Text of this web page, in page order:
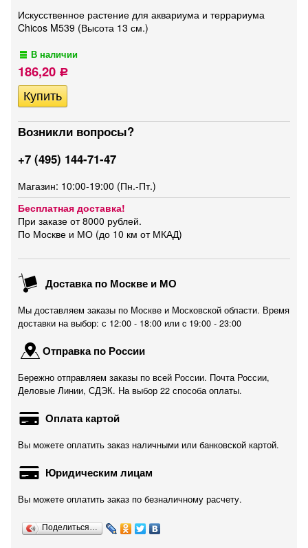
Искусственное растение для аквариума и террариума
Chicos M539 (Высота 13 см.)
В наличии
186,20 Р
Возникли вопросы?
+7 (495) 144-71-47
Магазин: 10:00-19:00 (Пн.-Пт.)
Бесплатная доставка!
При заказе от 8000 рублей.
По Москве и МО (до 10 км от МКАД)
Доставка по Москве и МО
Мы доставляем заказы по Москве и Московской области. Время
доставки на выбор: с 12:00 - 18:00 или c 19:00 - 23:00
Отправка по России
Бережно отправляем заказы по всей России. Почта России,
Деловые Линии, СДЭК. На выбор 22 способа оплаты.
Оплата картой
Вы можете оплатить заказ наличными или банковской картой.
Юридическим лицам
Вы можете оплатить заказ по безналичному расчету.
Поделиться…